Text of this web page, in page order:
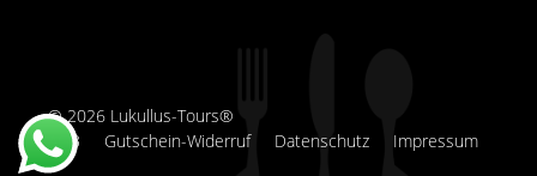
AGB Gutschein-Widerruf Datenschutz Impressum
© 2026 Lukullus-Tours®